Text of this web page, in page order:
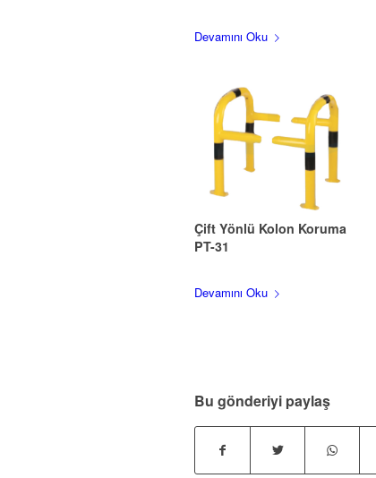
Devamını Oku
Çift Yönlü Kolon Koruma
PT-31
Devamını Oku
Bu gönderiyi paylaş